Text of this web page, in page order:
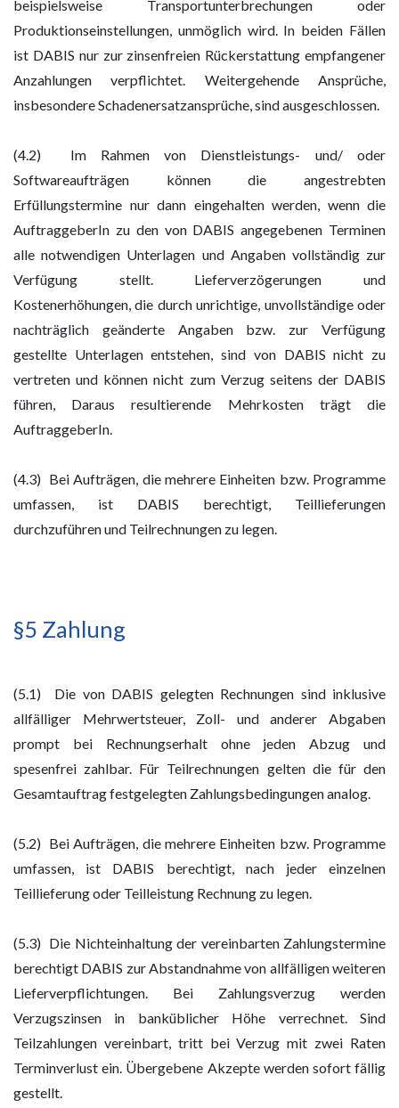
beispielsweise Transportunterbrechungen oder
Produktionseinstellungen, unmöglich wird. In beiden Fällen
ist DABIS nur zur zinsenfreien Rückerstattung empfangener
Anzahlungen verpflichtet. Weitergehende Ansprüche,
insbesondere Schadenersatzansprüche, sind ausgeschlossen.
(4.2) Im Rahmen von Dienstleistungs- und/ oder
Softwareaufträgen können die angestrebten
Erfüllungstermine nur dann eingehalten werden, wenn die
AuftraggeberIn zu den von DABIS angegebenen Terminen
alle notwendigen Unterlagen und Angaben vollständig zur
Verfügung stellt. Lieferverzögerungen und
Kostenerhöhungen, die durch unrichtige, unvollständige oder
nachträglich geänderte Angaben bzw. zur Verfügung
gestellte Unterlagen entstehen, sind von DABIS nicht zu
vertreten und können nicht zum Verzug seitens der DABIS
führen, Daraus resultierende Mehrkosten trägt die
AuftraggeberIn.
(4.3) Bei Aufträgen, die mehrere Einheiten bzw. Programme
umfassen, ist DABIS berechtigt, Teillieferungen
durchzuführen und Teilrechnungen zu legen.
§5 Zahlung
(5.1) Die von DABIS gelegten Rechnungen sind inklusive
allfälliger Mehrwertsteuer, Zoll- und anderer Abgaben
prompt bei Rechnungserhalt ohne jeden Abzug und
spesenfrei zahlbar. Für Teilrechnungen gelten die für den
Gesamtauftrag festgelegten Zahlungsbedingungen analog.
(5.2) Bei Aufträgen, die mehrere Einheiten bzw. Programme
umfassen, ist DABIS berechtigt, nach jeder einzelnen
Teillieferung oder Teilleistung Rechnung zu legen.
(5.3) Die Nichteinhaltung der vereinbarten Zahlungstermine
berechtigt DABIS zur Abstandnahme von allfälligen weiteren
Lieferverpflichtungen. Bei Zahlungsverzug werden
Verzugszinsen in banküblicher Höhe verrechnet. Sind
Teilzahlungen vereinbart, tritt bei Verzug mit zwei Raten
Terminverlust ein. Übergebene Akzepte werden sofort fällig
gestellt.